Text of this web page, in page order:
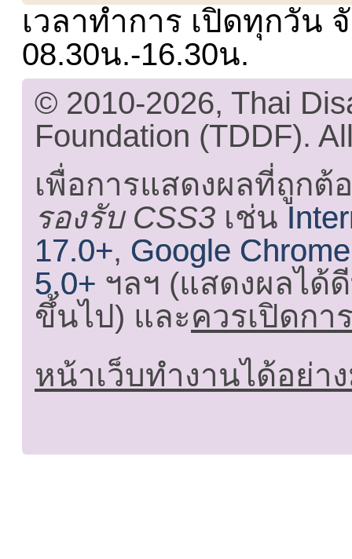
เวลาทำการ เปิดทุกวัน
08.30น.-16.30น.
© 2010-2026, Thai
Foundation (TDDF).
เพื่อการแสดงผลที่ถูกต้
รองรับ CSS3 เช่น
17.0+, Google
5.0+ ฯลฯ (แสดงผลได้
ขึ้นไป) และควรเปิดกา
หน้าเว็บทำงานได้อย่า